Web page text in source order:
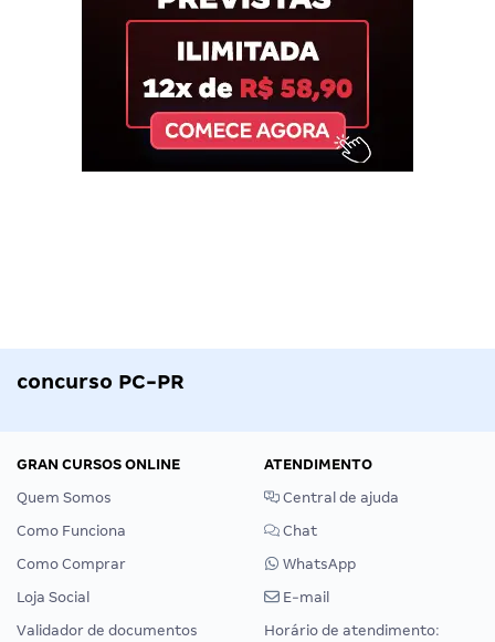
concurso PC-PR
GRAN CURSOS ONLINE
Quem Somos
Como Funciona
Como Comprar
Loja Social
Validador de documentos
ATENDIMENTO
Central de ajuda
Chat
WhatsApp
E-mail
Horário de atendimento: